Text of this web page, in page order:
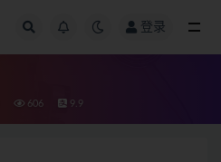
登录
606 9.9